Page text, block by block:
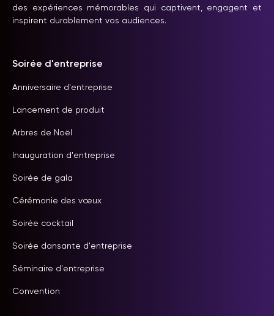
des expériences mémorables qui captivent, engagent et
inspirent durablement vos audiences.
Soirée d'entreprise
Anniversaire d'entreprise
Lancement de produit
Arbres de Noël
Inauguration d'entreprise
Soirée de gala
Cérémonie des vœux
Soirée cocktail
Soirée dansante d'entreprise
Séminaire d'entreprise
Convention